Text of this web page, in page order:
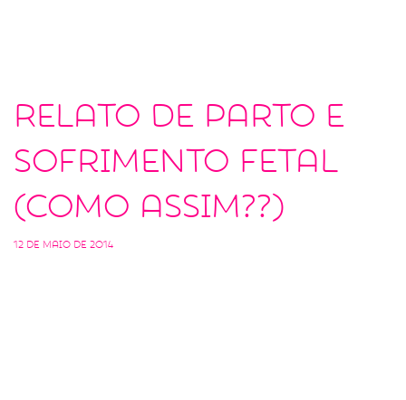
Relato de parto e
sofrimento fetal
(como assim??)
12 de maio de 2014